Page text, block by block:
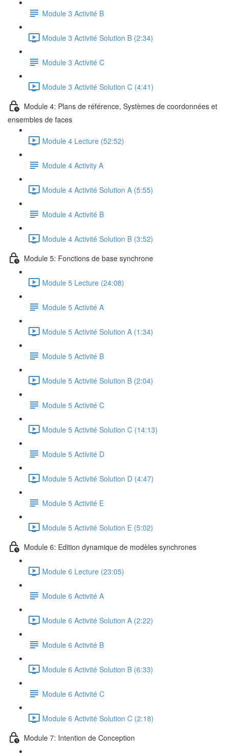
Module 3 Activité B
Module 3 Activité Solution B (2:34)
Module 3 Activité C
Module 3 Activité Solution C (4:41)
Module 4: Plans de référence, Systèmes de coordonnées et
ensembles de faces
Module 4 Lecture (52:52)
Module 4 Activity A
Module 4 Activité Solution A (5:55)
Module 4 Activité B
Module 4 Activité Solution B (3:52)
Module 5: Fonctions de base synchrone
Module 5 Lecture (24:08)
Module 5 Activité A
Module 5 Activité Solution A (1:34)
Module 5 Activité B
Module 5 Activité Solution B (2:04)
Module 5 Activité C
Module 5 Activité Solution C (14:13)
Module 5 Activité D
Module 5 Activité Solution D (4:47)
Module 5 Activité E
Module 5 Activité Solution E (5:02)
Module 6: Edition dynamique de modèles synchrones
Module 6 Lecture (23:05)
Module 6 Activité A
Module 6 Activité Solution A (2:22)
Module 6 Activité B
Module 6 Activité Solution B (6:33)
Module 6 Activité C
Module 6 Activité Solution C (2:18)
Module 7: Intention de Conception